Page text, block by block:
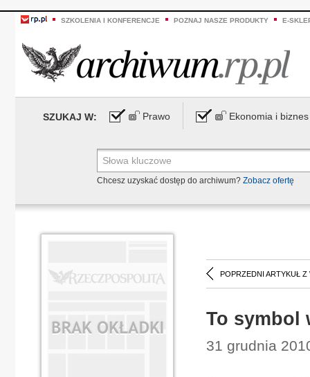
SZKOLENIA I KONFERENCJE POZNAJ NASZE PRODUKTY E-
SZUKAJ W: Prawo Ekonomia i biznes
Chcesz uzyskać dostęp do archiwum? Zobacz ofertę
POPRZEDNI ARTYKUŁ Z
To symbol
31 grudnia